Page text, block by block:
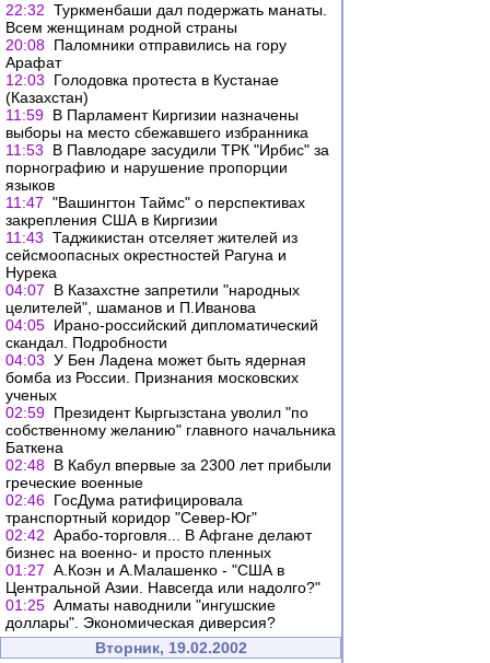
22:32 Туркменбаши дал подержать манаты.
Всем женщинам родной страны
20:08 Паломники отправились на гору
Арафат
12:03
Голодовка протеста в Кустанае
(Казахстан)
11:59 В Парламент Киргизии назначены
выборы на место сбежавшего избранника
11:53
В Павлодаре засудили ТРК "Ирбис" за
порнографию и нарушение пропорции
языков
11:47 "Вашингтон Таймс" о перспективах
закрепления США в Киргизии
11:43 Таджикистан отселяет жителей из
сейсмоопасных окрестностей Рагуна и
Нурека
04:07
В Казахстне запретили "народных
целителей", шаманов и П.Иванова
04:05 Ирано-российский дипломатический
скандал. Подробности
04:03 У Бен Ладена может быть ядерная
бомба из России. Признания московских
ученых
02:59 Президент Кыргызстана уволил "по
собственному желанию" главного начальника
Баткена
02:48 В Кабул впервые за 2300 лет прибыли
греческие военные
02:46 ГосДума ратифицировала
транспортный коридор "Север-Юг"
02:42 Арабо-торговля... В Афгане делают
бизнес на военно- и просто пленных
01:27 А.Коэн и А.Малашенко - "США в
Центральной Азии. Навсегда или надолго?"
01:25 Алматы наводнили "ингушские
доллары". Экономическая диверсия?
Вторник, 19.02.2002